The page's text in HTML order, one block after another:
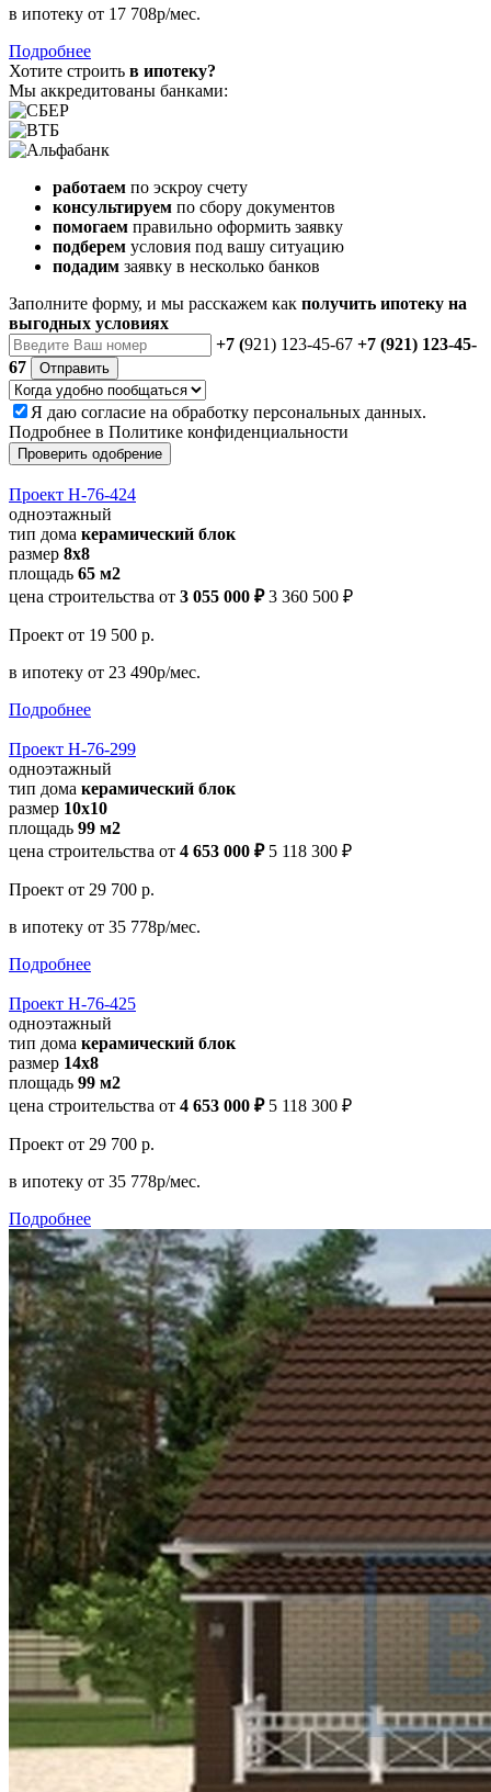
в ипотеку от 17 708р/мес.
Подробнее
Хотите строить в ипотеку?
Мы аккредитованы банками:
работаем по эскроу счету
консультируем по сбору документов
помогаем правильно оформить заявку
подберем условия под вашу ситуацию
подадим заявку в несколько банков
Заполните форму, и мы расскажем как получить ипотеку на
выгодных условиях
+7 (921) 123-45-67 +7 (921) 123-45-
67
Отправить
Я даю согласие на обработку персональных данных.
Подробнее в Политике конфиденциальности
Проверить одобрение
Проект Н-76-424
одноэтажный
тип дома керамический блок
размер 8х8
площадь 65 м2
цена строительства от 3 055 000 ₽ 3 360 500 ₽
Проект от 19 500 р.
в ипотеку от 23 490р/мес.
Подробнее
Проект Н-76-299
одноэтажный
тип дома керамический блок
размер 10x10
площадь 99 м2
цена строительства от 4 653 000 ₽ 5 118 300 ₽
Проект от 29 700 р.
в ипотеку от 35 778р/мес.
Подробнее
Проект Н-76-425
одноэтажный
тип дома керамический блок
размер 14х8
площадь 99 м2
цена строительства от 4 653 000 ₽ 5 118 300 ₽
Проект от 29 700 р.
в ипотеку от 35 778р/мес.
Подробнее